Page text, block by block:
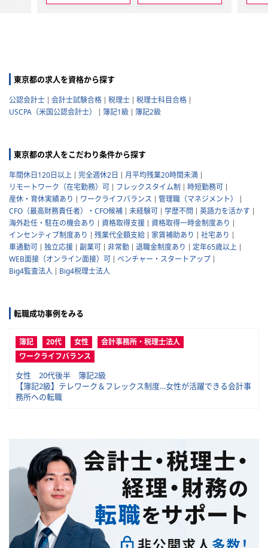
東京都の求人を資格から探す
公認会計士 会計士試験合格 税理士
税理士科目合格
USCPA（米国公認会計士）
簿記1級 簿記2級
東京都の求人をこだわり条件から探す
年間休日120日以上 完全週休2日
月平均残業20時間未満
リモートワーク（在宅勤務）可
フレックスタイム制
時短勤務可
産休・育休実績あり
ワークライフバランス
管理職（マネジメント）
CFO（最高財務責任者）・CFO候補
未経験可 学歴不問
英語力を活かす
海外赴任・駐在の機会あり
資格取得支援
資格取得一時金制度あり
インセンティブ制度あり
残業代全額支給 家賃補助あり
社宅あり
車通勤可
独立応援 副業可 非常勤 退職金制度あり
定年65歳以上
WEB面接（オンライン面接）可
ベンチャー・スタートアップ
Big4監査法人
Big4税理士法人
転職成功事例をみる
簿記 20代 女性
会計事務所・税理士法人
ワークライフバランス
女性 20代後半 簿記2級
【簿記2級】テレワーク＆フレックス制度…女性が活躍できる会計事
務所への転職